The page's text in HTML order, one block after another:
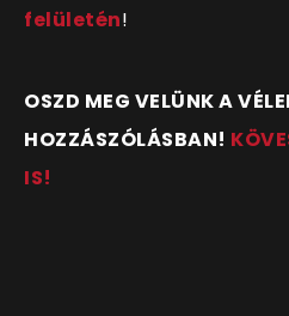
felületén!
OSZD MEG VELÜNK A
HOZZÁSZÓLÁSBAN!
IS!